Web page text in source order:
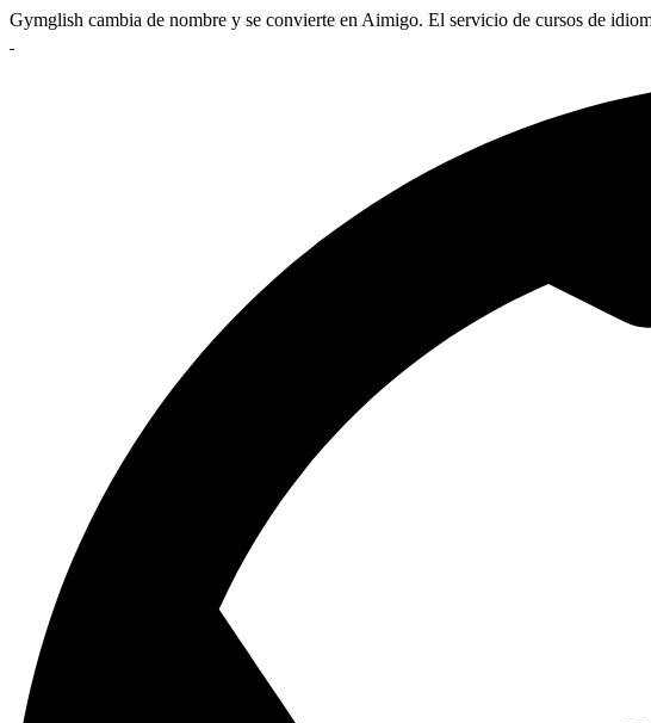
Gymglish cambia de nombre y se convierte en Aimigo. El servicio de cursos de